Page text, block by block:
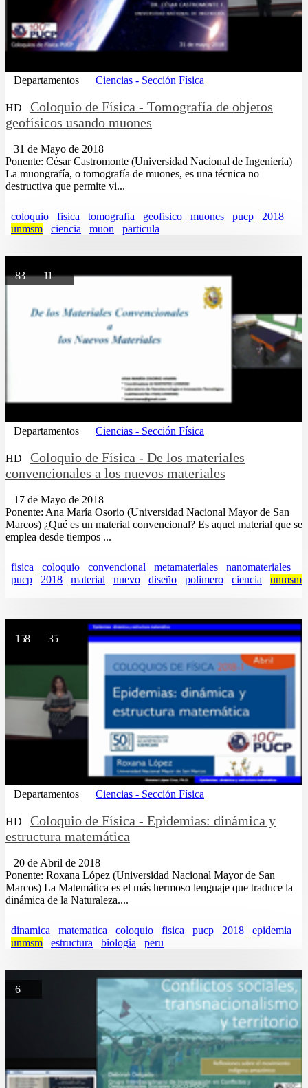
Departamentos Ciencias - Sección Física
HD
Coloquio de Física - Tomografía de objetos
geofísicos usando muones
31 de Mayo de 2018
Ponente: César Castromonte (Universidad Nacional de Ingeniería)
La muongrafía, o tomografía de muones, es una técnica no
destructiva que permite vi...
coloquio fisica tomografia geofisico muones pucp
2018
unmsm
ciencia muon particula
8311
Departamentos Ciencias - Sección Física
HD
Coloquio de Física - De los materiales
convencionales a los nuevos materiales
17 de Mayo de 2018
Ponente: Ana María Osorio (Universidad Nacional Mayor de San
Marcos) ¿Qué es un material convencional? Es aquel material que se
emplea desde tiempos ...
fisica coloquio convencional metamateriales
nanomateriales
pucp
2018 material nuevo diseño polimero ciencia unmsm
158 35
Departamentos Ciencias - Sección Física
HD
Coloquio de Física - Epidemias: dinámica y
estructura matemática
20 de Abril de 2018
Ponente: Roxana López (Universidad Nacional Mayor de San
Marcos) La Matemática es el más hermoso lenguaje que traduce la
dinámica de la Naturaleza....
dinamica matematica coloquio fisica pucp 2018
epidemia
unmsm
estructura biologia peru
6